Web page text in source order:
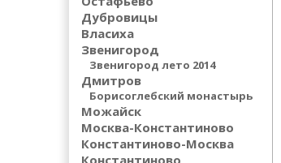
Дубровицы
Власиха
Звенигород
Звенигород лето 2014
Дмитров
Борисоглебский монастырь
Можайск
Москва-Константиново
Константиново-Москва
Константиново